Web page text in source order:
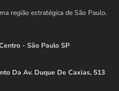
região estratégica de São Paulo.
- São Paulo SP
Da Av. Duque De Caxias, 513